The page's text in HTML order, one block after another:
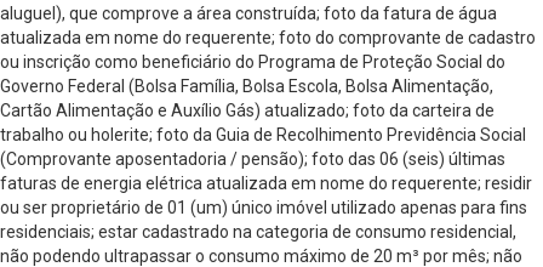
aluguel), que comprove a área construída; foto da fatura de água
atualizada em nome do requerente; foto do comprovante de cadastro
ou inscrição como beneficiário do Programa de Proteção Social do
Governo Federal (Bolsa Família, Bolsa Escola, Bolsa Alimentação,
Cartão Alimentação e Auxílio Gás) atualizado; foto da carteira de
trabalho ou holerite; foto da Guia de Recolhimento Previdência Social
(Comprovante aposentadoria / pensão); foto das 06 (seis) últimas
faturas de energia elétrica atualizada em nome do requerente; residir
ou ser proprietário de 01 (um) único imóvel utilizado apenas para fins
residenciais; estar cadastrado na categoria de consumo residencial,
não podendo ultrapassar o consumo máximo de 20 m³ por mês; não